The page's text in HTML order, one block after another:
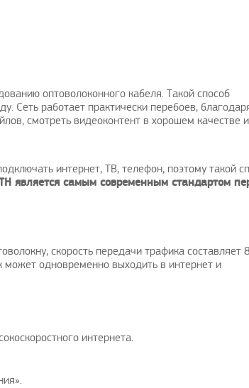
Поздравляю, отличная идея и
своевременно
Дадада
А
оптоволоконного кабеля. Такой способ
Сеть работает практически перебоев,
смотреть видеоконтент в хорошем качестве
интернет, ТВ, телефон, поэтому такой
является самым современным стандартом
скорость передачи трафика составляет
одновременно выходить в интернет и
интернета.